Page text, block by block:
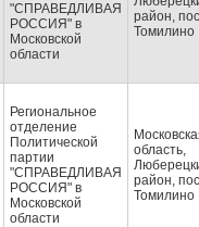
"СПРАВЕДЛИВАЯ
РОССИЯ" в
Московской
области
район,
Томилино
Региональное
отделение
Политической
партии
"СПРАВЕДЛИВАЯ
РОССИЯ" в
Московской
области
область,
район,
Томилино